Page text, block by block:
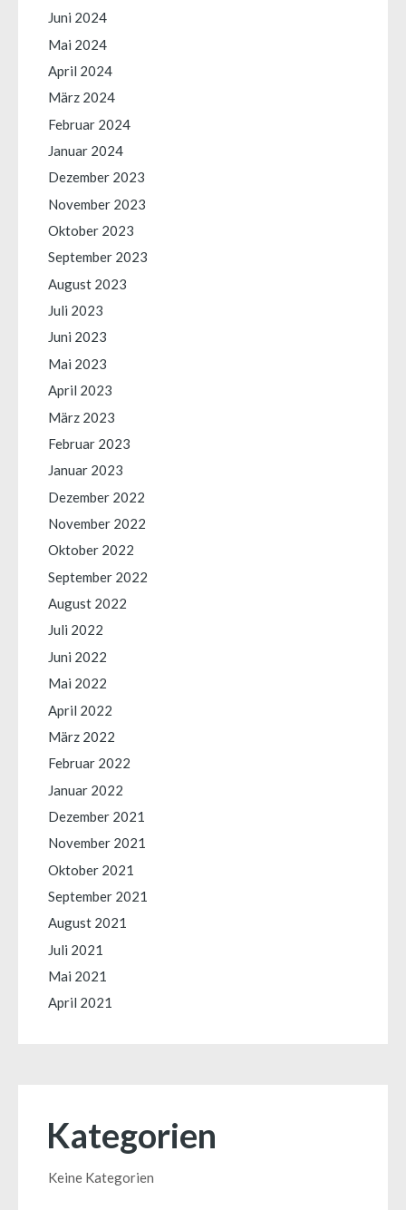
Juni 2024
Mai 2024
April 2024
März 2024
Februar 2024
Januar 2024
Dezember 2023
November 2023
Oktober 2023
September 2023
August 2023
Juli 2023
Juni 2023
Mai 2023
April 2023
März 2023
Februar 2023
Januar 2023
Dezember 2022
November 2022
Oktober 2022
September 2022
August 2022
Juli 2022
Juni 2022
Mai 2022
April 2022
März 2022
Februar 2022
Januar 2022
Dezember 2021
November 2021
Oktober 2021
September 2021
August 2021
Juli 2021
Mai 2021
April 2021
Kategorien
Keine Kategorien